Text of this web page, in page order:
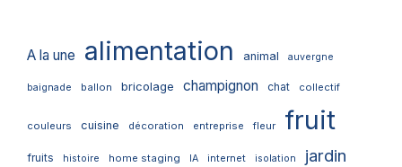
A la une alimentation animal auvergne
baignade ballon bricolage champignon chat collectif
couleurs cuisine décoration entreprise fleur fruit
fruits histoire home staging IA internet isolation jardin